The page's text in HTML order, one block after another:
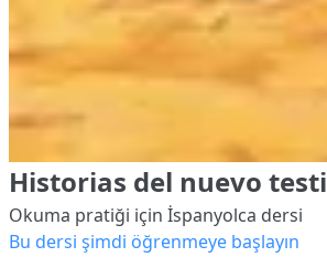
Historias del nuevo
Okuma pratiği için İspanyolca dersi
Bu dersi şimdi öğrenmeye başlayın